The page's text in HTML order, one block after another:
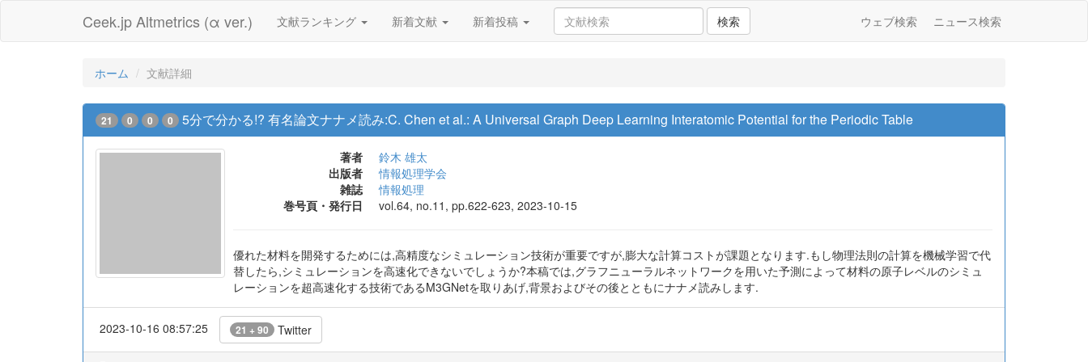
Ceek.jp Altmetrics (α ver.) 文献ランキング 新着文献 新着投稿 検索 ウェブ検索 ニュース検索
ホーム 文献詳細
21 0 0 0 5分で分かる!? 有名論文ナナメ読み:C. Chen et al.: A Universal Graph Deep Learning Interatomic Potential for the Periodic Table
著者
鈴木 雄太
出版者
情報処理学会
雑誌
情報処理
巻号頁・発行日
vol.64, no.11, pp.622-623, 2023-10-15
優れた材料を開発するためには,高精度なシミュレーション技術が重要ですが,膨大な計算コストが課題となります.もし物理法則の計算を機械学習で代
替したら,シミュレーションを高速化できないでしょうか?本稿では,グラフニューラルネットワークを用いた予測によって材料の原子レベルのシミュ
レーションを超高速化する技術であるM3GNetを取りあげ,背景およびその後とともにナナメ読みします.
2023-10-16 08:57:25 21 + 90 Twitter